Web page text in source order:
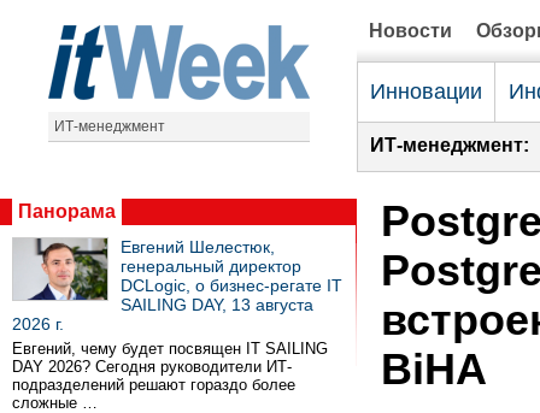
ИТ-менеджмент
Новости
Инновации
ИТ-менеджмент:
Панорама
Евгений Шелестюк,
генеральный директор
DCLogic, о бизнес-регате IT
SAILING DAY, 13 августа
2026 г.
Евгений, чему будет посвящен IT SAILING
DAY 2026? Сегодня руководители ИТ-
подразделений решают гораздо более
сложные …
BiHA